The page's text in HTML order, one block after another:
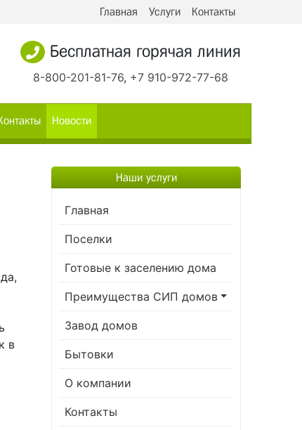
Главная Услуги Контакты
Бесплатная горячая линия
8-800-201-81-76, +7 910-972-77-68
Новости
в
Наши услуги
Главная
Поселки
Готовые к заселению дома
Преимущества СИП домов
Завод домов
Бытовки
О компании
Контакты